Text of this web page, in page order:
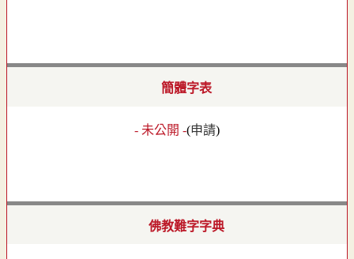
簡體字表
- 未公開 -(申請)
佛教難字字典